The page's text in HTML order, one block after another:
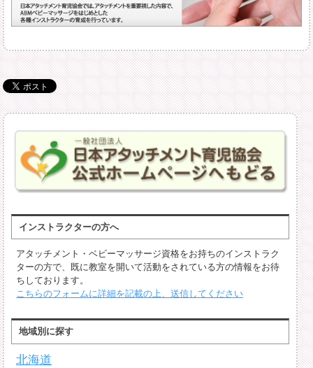
インストラクターの方へ
アタッチメント・ベビーマッサージ資格をお持ちのインストラク
ターの方で、既に教室を開いて活動をされている方の情報をお待
ちしております。
こちらのフォームに詳細を記載の上、送信してください
地域別に探す
北海道